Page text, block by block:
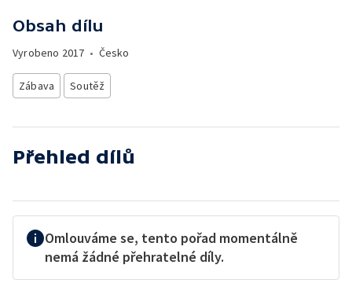
Obsah dílu
Vyrobeno 2017 • Česko
Zábava Soutěž
Přehled dílů
Omlouváme se, tento pořad momentálně
nemá žádné přehratelné díly.